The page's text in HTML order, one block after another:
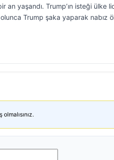
an yaşandı. Trump’ın isteği ülke
Trump şaka yaparak nabız